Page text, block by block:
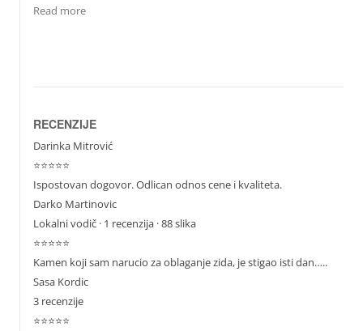
Read more
RECENZIJE
Darinka Mitrović
⭐⭐⭐⭐⭐
Ispostovan dogovor. Odlican odnos cene i kvaliteta.
Darko Martinovic
Lokalni vodič· 1 recenzija · 88 slika
⭐⭐⭐⭐⭐
Kamen koji sam narucio za oblaganje zida, je stigao isti dan…..
Sasa Kordic
3 recenzije
⭐⭐⭐⭐⭐